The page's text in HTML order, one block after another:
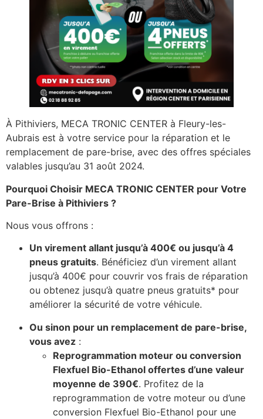
À Pithiviers, MECA TRONIC CENTER à Fleury-les-
Aubrais est à votre service pour la réparation et le
remplacement de pare-brise, avec des offres spéciales
valables jusqu’au 31 août 2024.
Pourquoi Choisir MECA TRONIC CENTER pour Votre
Pare-Brise à Pithiviers ?
Nous vous offrons :
Un virement allant jusqu’à 400€ ou jusqu’à 4
pneus gratuits. Bénéficiez d’un virement allant
jusqu’à 400€ pour couvrir vos frais de réparation
ou obtenez jusqu’à quatre pneus gratuits* pour
améliorer la sécurité de votre véhicule.
Ou sinon pour un remplacement de pare-brise,
vous avez :
Reprogrammation moteur ou conversion
Flexfuel Bio-Ethanol offertes d’une valeur
moyenne de 390€. Profitez de la
reprogrammation de votre moteur ou d’une
conversion Flexfuel Bio-Ethanol pour une